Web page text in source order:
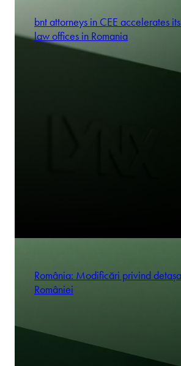
bnt attorneys in CEE accelerates
law offices in Romania
România: Modificări privind
României